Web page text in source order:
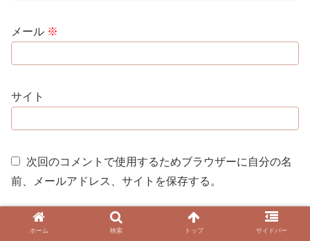
メール ※
サイト
次回のコメントで使用するためブラウザーに自分の名
前、メールアドレス、サイトを保存する。
ホーム 検索 トップ サイドバー